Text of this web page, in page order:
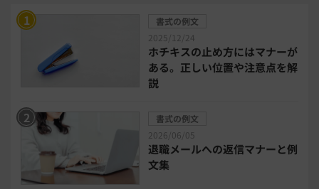
健康管理システム
電子契約システム 会計業務システム
2026年トレンド ビジネススキル
DX・デジタル化 電子帳簿保存法
書式の例文
2025/12/24
ホチキスの止め方にはマナーが
ある。正しい位置や注意点を解
説
書式の例文
2026/06/05
退職メールへの返信マナーと例
文集